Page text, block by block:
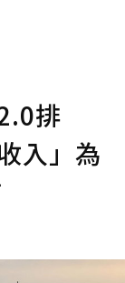
排
入」為